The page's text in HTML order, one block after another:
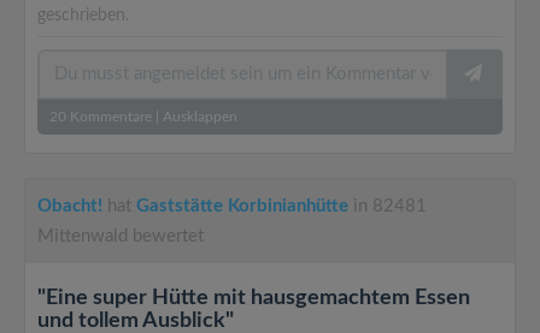
geschrieben.
20 Kommentare Ausklappen
Obacht! hat Gaststätte Korbinianhütte in 82481
Mittenwald bewertet
"Eine super Hütte mit hausgemachtem Essen
und tollem Ausblick"